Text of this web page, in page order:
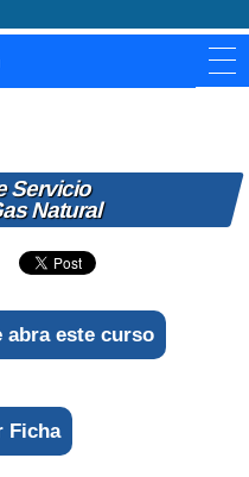
Servicio
Natural
abra este curso
Ficha